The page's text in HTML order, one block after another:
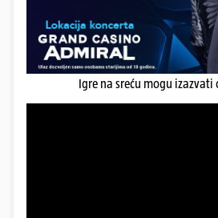
Igre na sreću mogu izazvati